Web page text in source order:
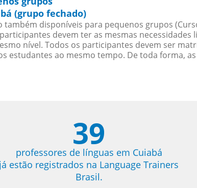
(grupo fechado)
também disponíveis para pequenos grupos
devem ter as mesmas
nível. Todos os participantes devem ser
estudantes ao mesmo tempo. De toda forma,
39
professores de línguas em Cuiabá
já estão registrados na Language Trainers
Brasil.